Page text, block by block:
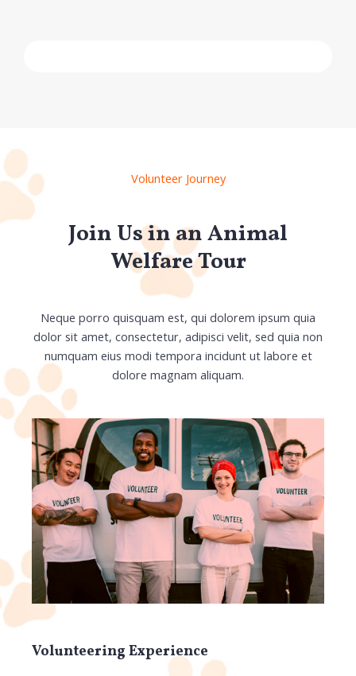
Volunteer Journey
Join Us in an Animal
Welfare Tour
Neque porro quisquam est, qui dolorem ipsum quia
dolor sit amet, consectetur, adipisci velit, sed quia non
numquam eius modi tempora incidunt ut labore et
dolore magnam aliquam.
Volunteering Experience